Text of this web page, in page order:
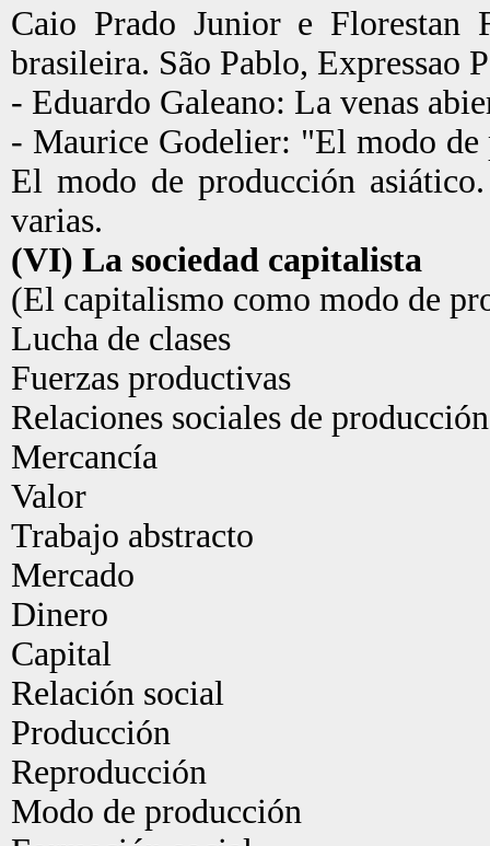
Caio Prado Junior e Florestan
brasileira. São Pablo, Expressao
- Eduardo Galeano: La venas
- Maurice Godelier: "El modo
El modo de producción
varias.
(VI) La sociedad capitalista
(El capitalismo como modo de
Lucha de clases
Fuerzas productivas
Relaciones sociales de producción
Mercancía
Valor
Trabajo abstracto
Mercado
Dinero
Capital
Relación social
Producción
Reproducción
Modo de producción